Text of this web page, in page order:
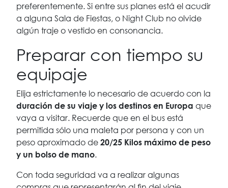
preferentemente. Si entre sus planes está el acudir
a alguna Sala de Fiestas, o Night Club no olvide
algún traje o vestido en consonancia.
Preparar con tiempo su
equipaje
Elija estrictamente lo necesario de acuerdo con la
duración de su viaje y los destinos en Europa que
vaya a visitar. Recuerde que en el bus está
permitida sólo una maleta por persona y con un
peso aproximado de 20/25 Kilos máximo de peso
y un bolso de mano.
Con toda seguridad va a realizar algunas